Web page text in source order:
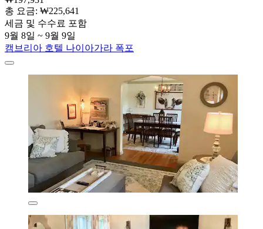
총 요금: ₩225,641
세금 및 수수료 포함
9월 8일 ~ 9월 9일
캠브리아 호텔 나이아가라 폭포